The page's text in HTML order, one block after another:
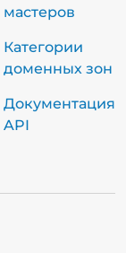
мастеров
Категории
доменных зон
Документация
API